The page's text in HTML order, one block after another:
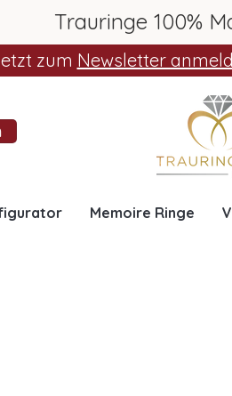
Trauringe 100%
zum Newsletter
Memoire Ringe